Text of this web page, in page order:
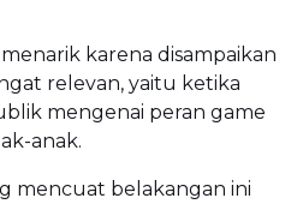
karena disampaikan
relevan, yaitu ketika
mengenai peran game
anak.
mencuat belakangan ini